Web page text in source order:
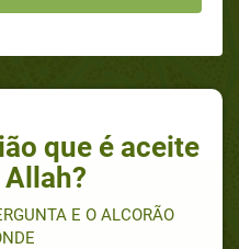
que é aceite
E O ALCORÃO